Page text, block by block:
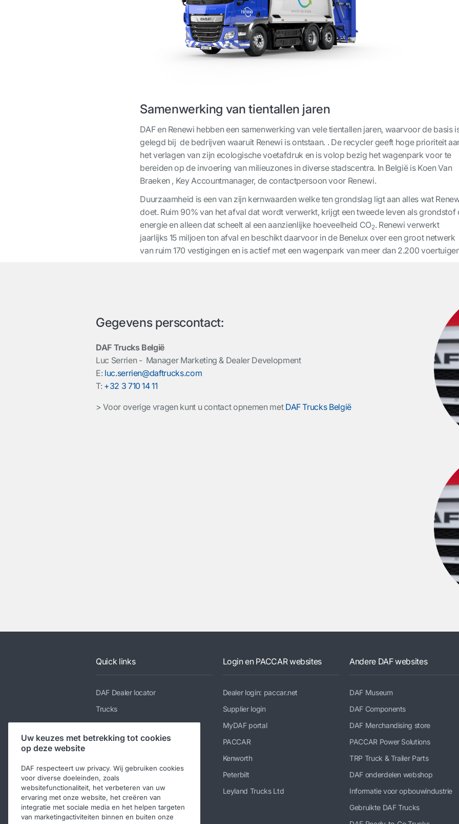
Samenwerking van tientallen jaren
DAF en Renewi hebben een samenwerking van vele tientallen jaren, waarvoor de basis
gelegd bij de bedrijven waaruit Renewi is ontstaan. . De recycler geeft hoge prioriteit
het verlagen van zijn ecologische voetafdruk en is volop bezig het wagenpark voor te
bereiden op de invoering van milieuzones in diverse stadscentra. In België is Koen Van
Braeken , Key Accountmanager, de contactpersoon voor Renewi.
Duurzaamheid is een van zijn kernwaarden welke ten grondslag ligt aan alles wat
doet. Ruim 90% van het afval dat wordt verwerkt, krijgt een tweede leven als grondstof
energie en alleen dat scheelt al een aanzienlijke hoeveelheid CO2. Renewi verwerkt
jaarlijks 15 miljoen ton afval en beschikt daarvoor in de Benelux over een groot netwerk
van ruim 170 vestigingen en is actief met een wagenpark van meer dan 2.200
Gegevens perscontact:
DAF Trucks België
Luc Serrien - Manager Marketing & Dealer Development
E: luc.serrien@daftrucks.com
T: +32 3 710 14 11
> Voor overige vragen kunt u contact opnemen met DAF Trucks België
Quick links
DAF Dealer locator
Trucks
Diensten
Nieuws en media
Over DAF
Contact DAF Trucks België
Code of Conduct
Login en PACCAR websites
Dealer login: paccar.net
Supplier login
MyDAF portal
PACCAR
Kenworth
Peterbilt
Leyland Trucks Ltd
Andere DAF websites
DAF Museum
DAF Components
DAF Merchandising store
PACCAR Power Solutions
TRP Truck & Trailer Parts
DAF onderdelen webshop
Informatie voor opbouwindustrie
Gebruikte DAF Trucks
Uw keuzes met betrekking tot cookies
op deze website
DAF respecteert uw privacy. Wij gebruiken cookies
voor diverse doeleinden, zoals
websitefunctionaliteit, het verbeteren van uw
ervaring met onze website, het creëren van
integratie met sociale media en het helpen targeten
van marketingactiviteiten binnen en buiten onze